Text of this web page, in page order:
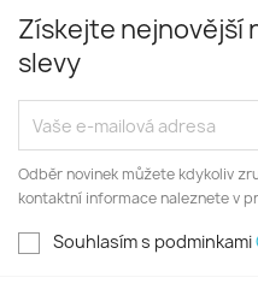
Získejte nejnovější
slevy
Odběr novinek můžete kdykoliv
kontaktní informace naleznete v
Souhlasím s podminkami